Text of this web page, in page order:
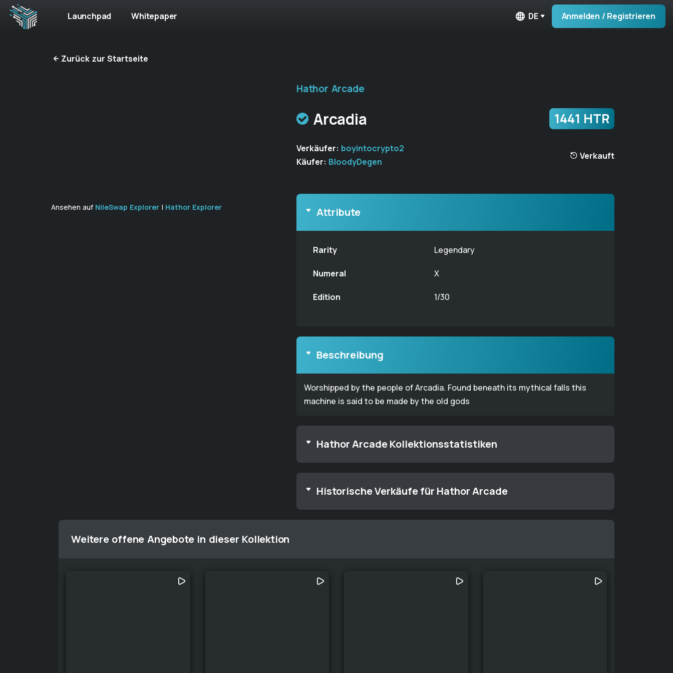
Launchpad Whitepaper DE Anmelden / Registrieren
Zurück zur Startseite
Ansehen auf NileSwap Explorer | Hathor Explorer
Hathor Arcade
Arcadia 1441 HTR
Verkäufer: boyintocrypto2
Käufer: BloodyDegen
Verkauft
Attribute
Rarity Legendary
Numeral X
Edition 1/30
Beschreibung
Worshipped by the people of Arcadia. Found beneath its mythical falls this
machine is said to be made by the old gods
Hathor Arcade Kollektionsstatistiken
Historische Verkäufe für Hathor Arcade
Weitere offene Angebote in dieser Kollektion